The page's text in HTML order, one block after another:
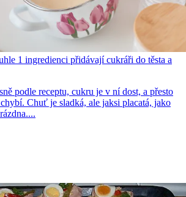
1 ingredienci přidávají cukráři do těsta a
podle receptu, cukru je v ní dost, a přesto
Chuť je sladká, ale jaksi placatá, jako